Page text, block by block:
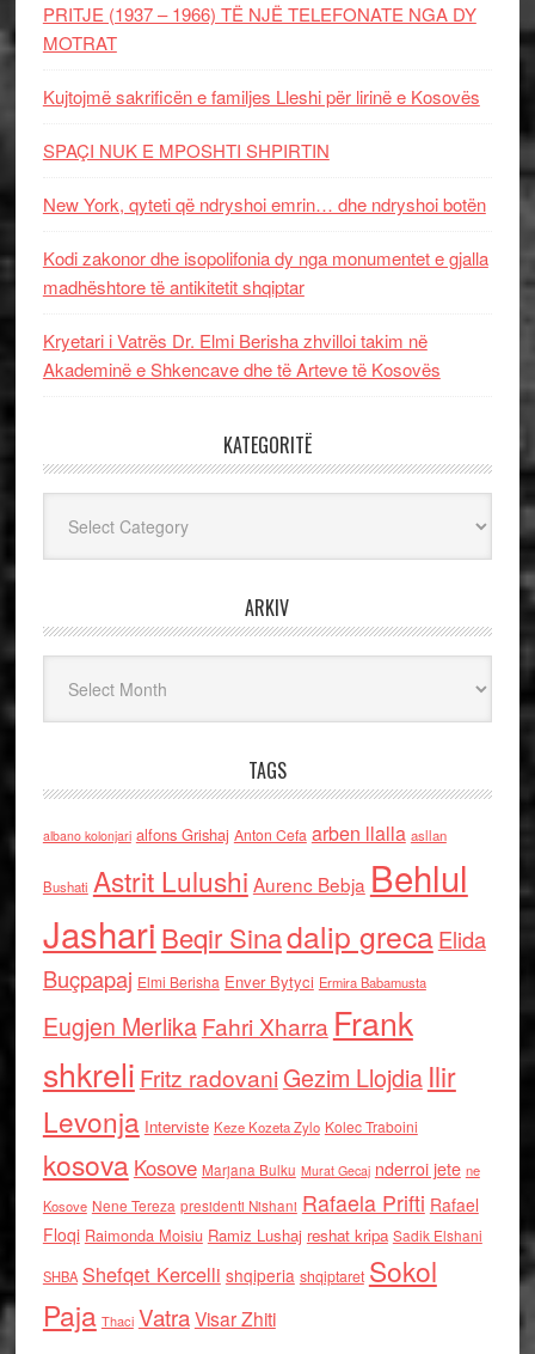
PRITJE (1937 – 1966) TË NJË TELEFONATE NGA DY
MOTRAT
Kujtojmë sakrificën e familjes Lleshi për lirinë e Kosovës
SPAÇI NUK E MPOSHTI SHPIRTIN
New York, qyteti që ndryshoi emrin… dhe ndryshoi botën
Kodi zakonor dhe isopolifonia dy nga monumentet e gjalla
madhështore të antikitetit shqiptar
Kryetari i Vatrës Dr. Elmi Berisha zhvilloi takim në
Akademinë e Shkencave dhe të Arteve të Kosovës
KATEGORITË
ARKIV
TAGS
albano kolonjari alfons Grishaj Anton Cefa arben llalla asllan
Bushati Astrit Lulushi Aurenc Bebja Behlul
Jashari Beqir Sinadalip grecaElida
Buçpapaj Elmi Berisha Enver Bytyci Ermira Babamusta
Eugjen MerlikaFahri Xharra Frank
shkreli Fritz radovaniGezim Llojdia Ilir
Levonja Interviste Keze Kozeta Zylo Kolec Traboini
kosova Kosove Marjana Bulku Murat Gecaj nderroi jete ne
Kosove Nene Tereza presidenti Nishani Rafaela Prifti Rafael
Floqi Raimonda Moisiu Ramiz Lushaj reshat kripa Sadik Elshani
SHBA Shefqet Kercelli shqiperia shqiptaret Sokol
Paja Thaci VatraVisar Zhiti